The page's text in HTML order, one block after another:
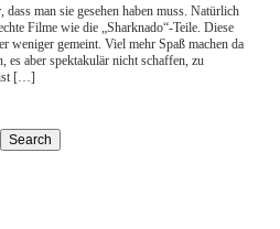
man sie gesehen haben muss. Natürlich
Filme wie die „Sharknado“-Teile. Diese
weniger gemeint. Viel mehr Spaß machen da
es aber spektakulär nicht schaffen, zu
ist […]